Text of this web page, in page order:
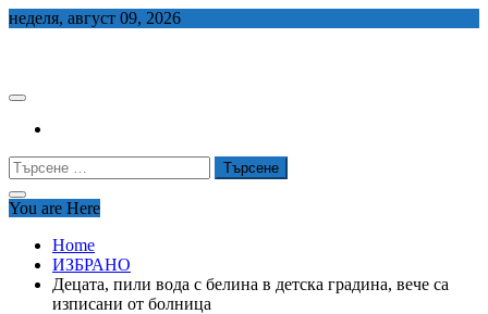
Skip
неделя, август 09, 2026
Търсене
за:
You are Here
Home
ИЗБРАНО
Децата, пили вода с белина в детска градина, вече са
изписани от болница